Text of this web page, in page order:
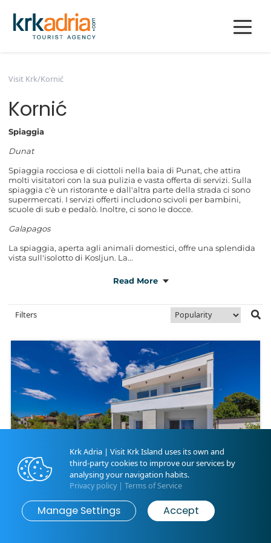
Map Search
Visit Krk/Kornić
Kornić
Spiaggia
Dunat
Spiaggia rocciosa e di ciottoli nella baia di Punat, che attira
molti visitatori con la sua pulizia e vasta offerta di servizi. Sulla
spiaggia c'è un ristorante e dall'altra parte della strada ci sono
supermercati. I servizi offerti includono scivoli per bambini,
scuole di sub e pedalò. Inoltre, ci sono le docce.
Galapagos
La spiaggia, aperta agli animali domestici, offre una splendida
vista sull'isolotto di Kosljun. La...
Read More
Filters
Kornić | ID 40101
Krk Adria | Visit Krk Island uses its own and
third-party cookies to improve our services by
analysing your navigation habits.
Privacy policy| Terms of Service
Manage Settings Accept